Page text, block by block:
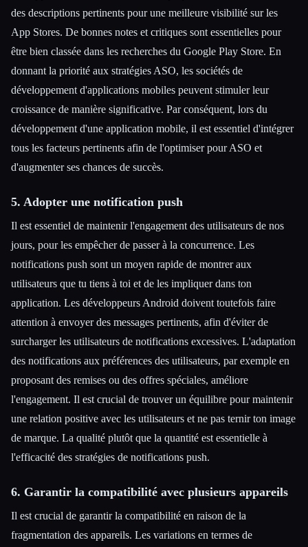
des descriptions pertinents pour une meilleure visibilité sur les
App Stores. De bonnes notes et critiques sont essentielles pour
être bien classée dans les recherches du Google Play Store. En
donnant la priorité aux stratégies ASO, les sociétés de
développement d'applications mobiles peuvent stimuler leur
croissance de manière significative. Par conséquent, lors du
développement d'une application mobile, il est essentiel d'intégrer
tous les facteurs pertinents afin de l'optimiser pour ASO et
d'augmenter ses chances de succès.
5. Adopter une notification push
Il est essentiel de maintenir l'engagement des utilisateurs de nos
jours, pour les empêcher de passer à la concurrence. Les
notifications push sont un moyen rapide de montrer aux
utilisateurs que tu tiens à toi et de les impliquer dans ton
application. Les développeurs Android doivent toutefois faire
attention à envoyer des messages pertinents, afin d'éviter de
surcharger les utilisateurs de notifications excessives. L'adaptation
des notifications aux préférences des utilisateurs, par exemple en
proposant des remises ou des offres spéciales, améliore
l'engagement. Il est crucial de trouver un équilibre pour maintenir
une relation positive avec les utilisateurs et ne pas ternir ton image
de marque. La qualité plutôt que la quantité est essentielle à
l'efficacité des stratégies de notifications push.
6. Garantir la compatibilité avec plusieurs appareils
Il est crucial de garantir la compatibilité en raison de la
fragmentation des appareils. Les variations en termes de